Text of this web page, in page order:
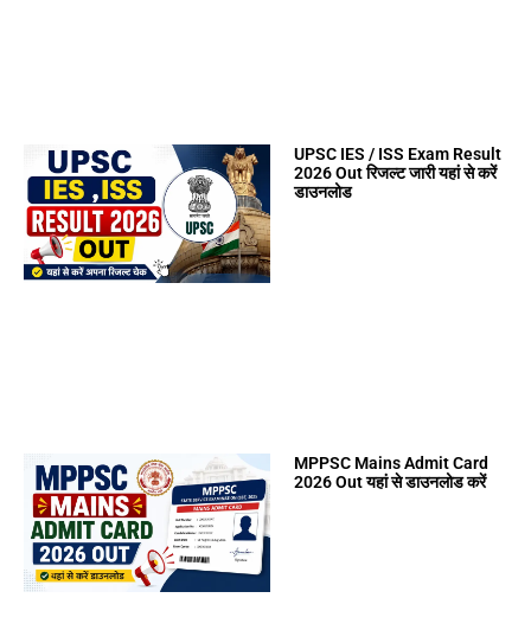
UPSC IES / ISS Exam Result
2026 Out रिजल्ट जारी यहां से करें
डाउनलोड
MPPSC Mains Admit Card
2026 Out यहां से डाउनलोड करें